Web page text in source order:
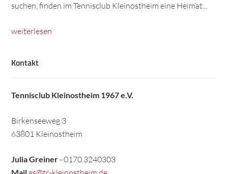
suchen, finden im Tennisclub Kleinostheim eine Heimat...
weiterlesen
Kontakt
Tennisclub Kleinostheim 1967 e.V.
Birkenseeweg 3
63801 Kleinostheim
Julia Greiner- 0170.3240303